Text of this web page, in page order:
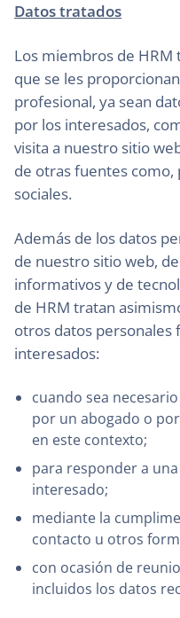
Datos tratados
Los miembros de
que se les
profesional, ya sean
por los interesados,
visita a nuestro sitio
de otras fuentes
sociales.
Además de los datos
de nuestro sitio web,
informativos y de
de HRM tratan
otros datos personales
interesados:
cuando sea
por un abogado o
en este contexto;
para responder a
interesado;
mediante la
contacto u otros
con ocasión de
incluidos los datos